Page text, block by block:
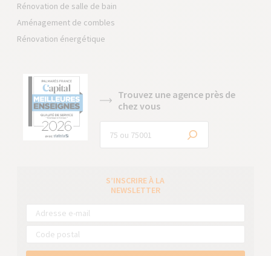
Rénovation de salle de bain
Aménagement de combles
Rénovation énergétique
Trouvez une agence près de
chez vous
S’INSCRIRE À LA
NEWSLETTER